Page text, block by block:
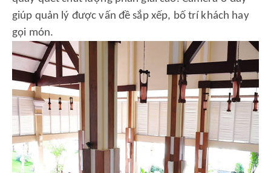
giúp quản lý được vấn đề sắp xếp, bố trí khách hay
gọi món.